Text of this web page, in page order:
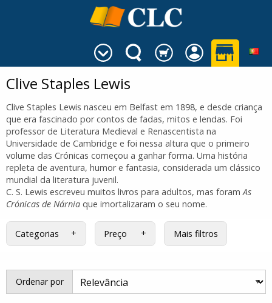
Clive Staples Lewis
Clive Staples Lewis nasceu em Belfast em 1898, e desde criança
que era fascinado por contos de fadas, mitos e lendas. Foi
professor de Literatura Medieval e Renascentista na
Universidade de Cambridge e foi nessa altura que o primeiro
volume das Crónicas começou a ganhar forma. Uma história
repleta de aventura, humor e fantasia, considerada um clássico
mundial da literatura juvenil.
C. S. Lewis escreveu muitos livros para adultos, mas foram As
Crónicas de Nárnia que imortalizaram o seu nome.
Categorias Preço Mais filtros
Ordenar por